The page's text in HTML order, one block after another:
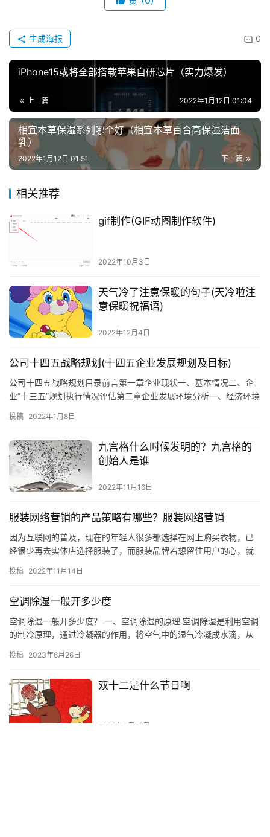
0
生成海报
iPhone15或将全部搭载苹果自研芯片（实力爆发）
上一篇 2022年1月12日 01:04
相宜本草保湿系列哪个好（相宜本草百合高保湿洁面
乳）
下一篇
2022年1月12日 01:51
相关推荐
gif制作(GIF动图制作软件)
2022年10月3日
天气冷了注意保暖的句子(天冷啦注
意保暖祝福语)
2022年12月4日
公司十四五战略规划(十四五企业发展规划及目标)
公司十四五战略规划目录前言第一章企业现状一、基本情况二、企
业“十三五”规划执行情况评估第二章企业发展环境分析一、经济环境
四章企业“十四五”期间调整重点及计划安排第五章企业主要措施第六
投稿 2022年1月8日
九宫格什么时候发明的？九宫格的
创始人是谁
2022年11月16日
服装网络营销的产品策略有哪些？服装网络营销
因为互联网的普及，现在的年轻人很多都选择在网上购买衣物，已
经很少再去实体店选择服装了，而服装品牌若想留住用户的心，就
何做好…
投稿 2022年11月14日
空调除湿一般开多少度
空调除湿一般开多少度？ 一、空调除湿的原理 空调除湿是利用空调
的制冷原理，通过冷凝器的作用，将空气中的湿气冷凝成水滴，从
投稿 2023年6月26日
双十二是什么节日啊
2023年9月21日